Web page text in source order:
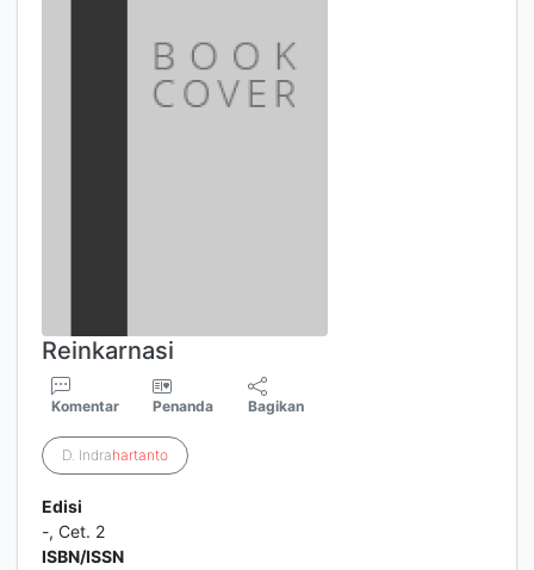
Reinkarnasi
Komentar Penanda Bagikan
D. Indrahartanto
Edisi
-, Cet. 2
ISBN/ISSN